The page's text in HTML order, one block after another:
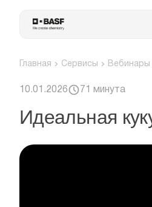
Главная Сервисы Вебинары
10.01.2026 71 минута
Идеальная